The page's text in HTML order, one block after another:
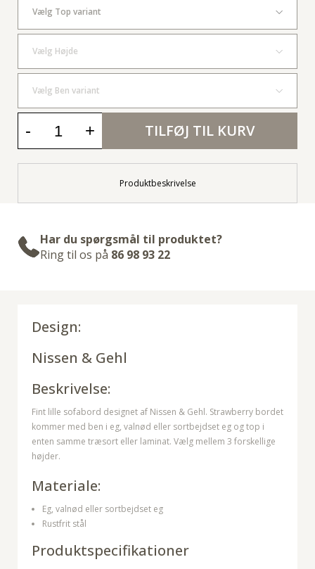
Vælg Top variant
Vælg Højde
Vælg Ben variant
- + TILFØJ TIL KURV
Produktbeskrivelse
Har du spørgsmål til produktet?
Ring til os på 86 98 93 22
Design:
Nissen & Gehl
Beskrivelse:
Fint lille sofabord designet af Nissen & Gehl. Strawberry bordet
kommer med ben i eg, valnød eller sortbejdset eg og top i
enten samme træsort eller laminat. Vælg mellem 3 forskellige
højder.
Materiale:
Eg, valnød eller sortbejdset eg
Rustfrit stål
Produktspecifikationer